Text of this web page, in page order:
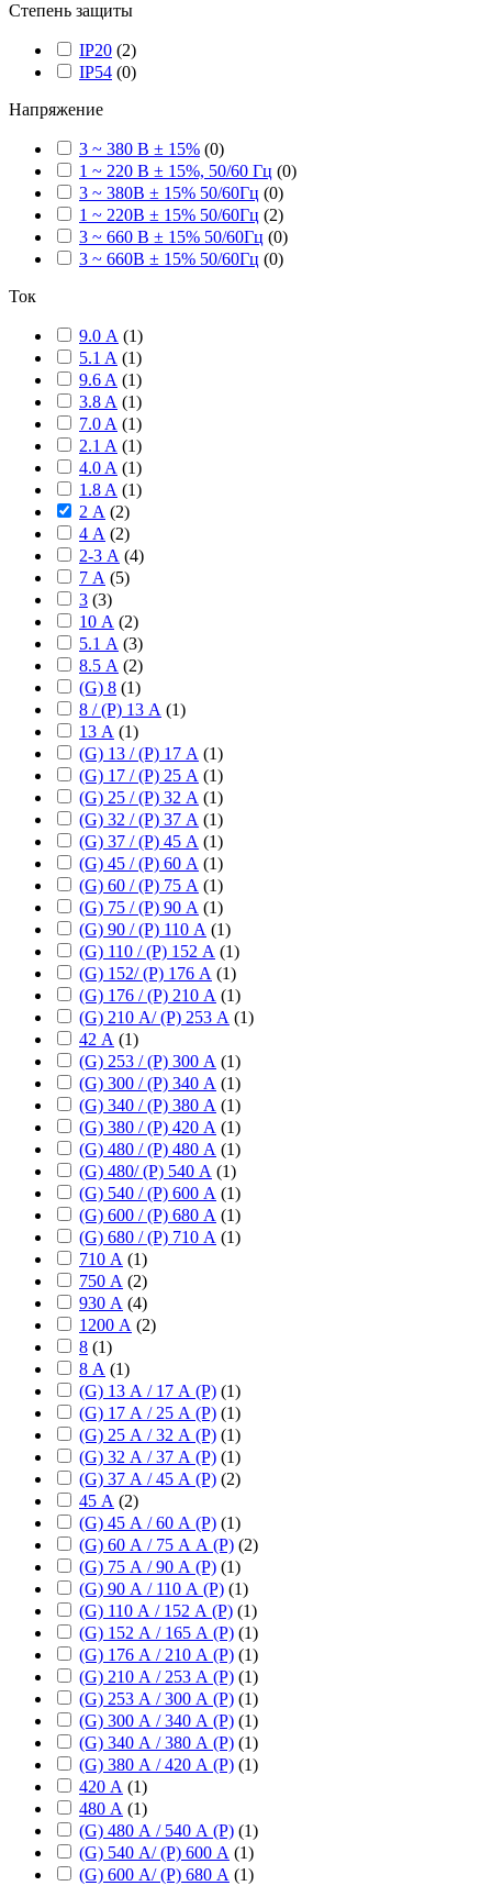
Степень защиты
IP20 (2)
IP54 (0)
Напряжение
3 ~ 380 В ± 15% (0)
1 ~ 220 В ± 15%, 50/60 Гц (0)
3 ~ 380В ± 15% 50/60Гц (0)
1 ~ 220В ± 15% 50/60Гц (2)
3 ~ 660 В ± 15% 50/60Гц (0)
3 ~ 660В ± 15% 50/60Гц (0)
Ток
9.0 А (1)
5.1 A (1)
9.6 A (1)
3.8 A (1)
7.0 A (1)
2.1 A (1)
4.0 A (1)
1.8 A (1)
2 А (2)
4 А (2)
2-3 А (4)
7 А (5)
3 (3)
10 А (2)
5.1 А (3)
8.5 А (2)
(G) 8 (1)
8 / (P) 13 А (1)
13 А (1)
(G) 13 / (P) 17 А (1)
(G) 17 / (P) 25 А (1)
(G) 25 / (P) 32 А (1)
(G) 32 / (P) 37 А (1)
(G) 37 / (P) 45 А (1)
(G) 45 / (P) 60 А (1)
(G) 60 / (P) 75 А (1)
(G) 75 / (P) 90 А (1)
(G) 90 / (P) 110 А (1)
(G) 110 / (P) 152 А (1)
(G) 152/ (P) 176 А (1)
(G) 176 / (P) 210 А (1)
(G) 210 А/ (P) 253 А (1)
42 А (1)
(G) 253 / (P) 300 А (1)
(G) 300 / (P) 340 А (1)
(G) 340 / (P) 380 А (1)
(G) 380 / (P) 420 А (1)
(G) 480 / (P) 480 А (1)
(G) 480/ (P) 540 А (1)
(G) 540 / (P) 600 А (1)
(G) 600 / (P) 680 А (1)
(G) 680 / (P) 710 А (1)
710 А (1)
750 А (2)
930 А (4)
1200 А (2)
8 (1)
8 А (1)
(G) 13 А / 17 А (P) (1)
(G) 17 А / 25 А (P) (1)
(G) 25 А / 32 А (P) (1)
(G) 32 А / 37 А (P) (1)
(G) 37 А / 45 А (P) (2)
45 А (2)
(G) 45 А / 60 А (P) (1)
(G) 60 А / 75 А А (P) (2)
(G) 75 А / 90 А (P) (1)
(G) 90 А / 110 А (P) (1)
(G) 110 А / 152 А (P) (1)
(G) 152 А / 165 А (P) (1)
(G) 176 А / 210 А (P) (1)
(G) 210 А / 253 А (P) (1)
(G) 253 А / 300 А (P) (1)
(G) 300 А / 340 А (P) (1)
(G) 340 А / 380 А (P) (1)
(G) 380 А / 420 А (P) (1)
420 А (1)
480 А (1)
(G) 480 А / 540 А (P) (1)
(G) 540 А/ (P) 600 А (1)
(G) 600 А/ (P) 680 А (1)